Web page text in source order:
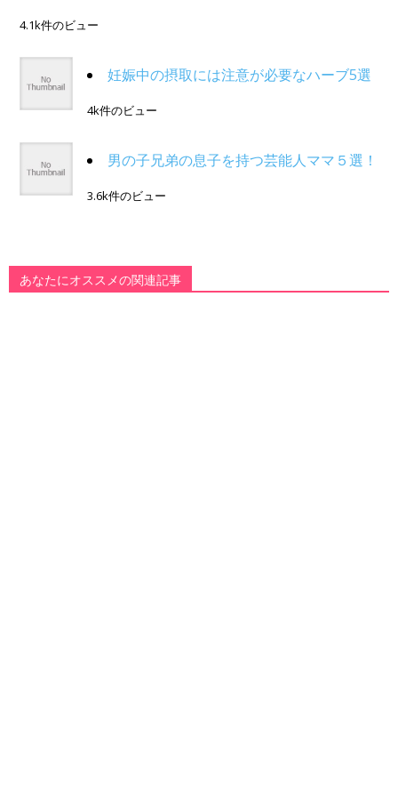
4.1k件のビュー
妊娠中の摂取には注意が必要なハーブ5選
4k件のビュー
男の子兄弟の息子を持つ芸能人ママ５選！
3.6k件のビュー
あなたにオススメの関連記事